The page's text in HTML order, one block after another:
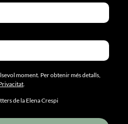
moment. Per obtenir més detalls,
.
de la Elena Crespi